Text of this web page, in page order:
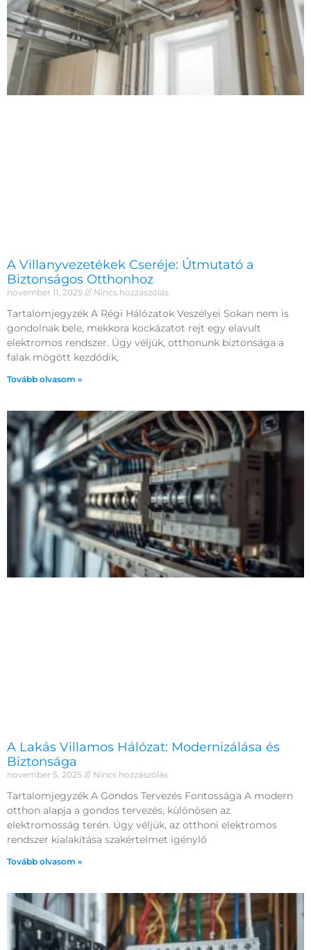
A Villanyvezetékek Cseréje: Útmutató a
Biztonságos Otthonhoz
november 11, 2025 Nincs hozzászólás
Tartalomjegyzék A Régi Hálózatok Veszélyei Sokan nem is
gondolnak bele, mekkora kockázatot rejt egy elavult
elektromos rendszer. Úgy véljük, otthonunk biztonsága a
falak mögött kezdődik,
Tovább olvasom »
A Lakás Villamos Hálózat: Modernizálása és
Biztonsága
november 5, 2025 Nincs hozzászólás
Tartalomjegyzék A Gondos Tervezés Fontossága A modern
otthon alapja a gondos tervezés, különösen az
elektromosság terén. Úgy véljük, az otthoni elektromos
rendszer kialakítása szakértelmet igénylő
Tovább olvasom »